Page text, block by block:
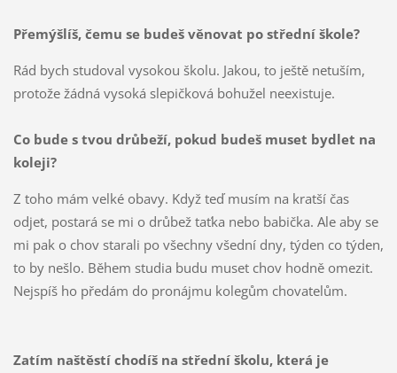
Přemýšlíš, čemu se budeš věnovat po střední škole?
Rád bych studoval vysokou školu. Jakou, to ještě netuším,
protože žádná vysoká slepičková bohužel neexistuje.
Co bude s tvou drůbeží, pokud budeš muset bydlet na
koleji?
Z toho mám velké obavy. Když teď musím na kratší čas
odjet, postará se mi o drůbež taťka nebo babička. Ale aby se
mi pak o chov starali po všechny všední dny, týden co týden,
to by nešlo. Během studia budu muset chov hodně omezit.
Nejspíš ho předám do pronájmu kolegům chovatelům.
Zatím naštěstí chodíš na střední školu, která je